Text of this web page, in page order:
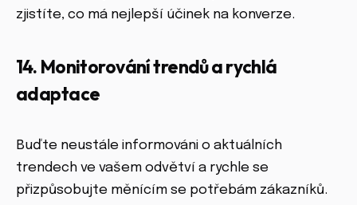
zjistíte, co má nejlepší účinek na konverze.
14. Monitorování trendů a rychlá
adaptace
Buďte neustále informováni o aktuálních
trendech ve vašem odvětví a rychle se
přizpůsobujte měnícím se potřebám zákazníků.